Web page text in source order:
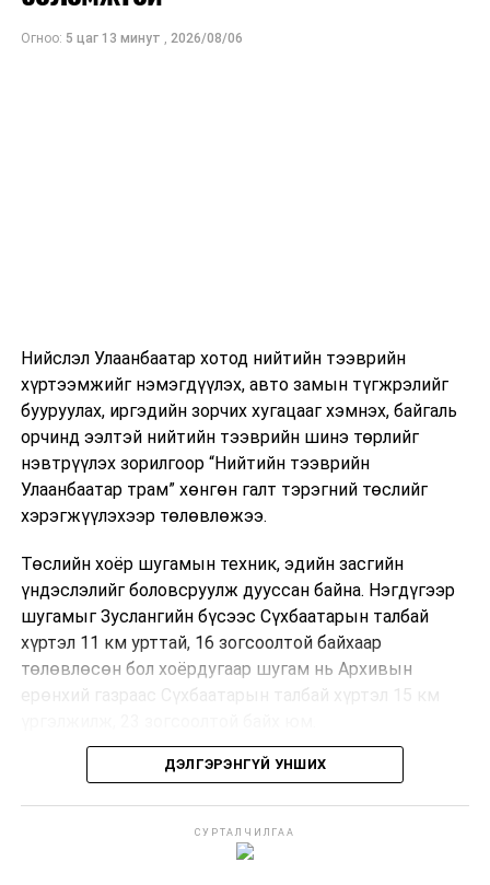
Огноо: 5 цаг 13 минут , 2026/08/06
Нийслэл Улаанбаатар хотод нийтийн тээврийн
хүртээмжийг нэмэгдүүлэх, авто замын түгжрэлийг
бууруулах, иргэдийн зорчих хугацааг хэмнэх, байгаль
орчинд ээлтэй нийтийн тээврийн шинэ төрлийг
нэвтрүүлэх зорилгоор “Нийтийн тээврийн
Улаанбаатар трам” хөнгөн галт тэрэгний төслийг
хэрэгжүүлэхээр төлөвлөжээ.
Төслийн хоёр шугамын техник, эдийн засгийн
үндэслэлийг боловсруулж дууссан байна. Нэгдүгээр
шугамыг Зуслангийн бүсээс Сүхбаатарын талбай
хүртэл 11 км урттай, 16 зогсоолтой байхаар
төлөвлөсөн бол хоёрдугаар шугам нь Архивын
ерөнхий газраас Сүхбаатарын талбай хүртэл 15 км
Төслийг бүрэн хэрэгжүүлснээр цагт 10-12 мянган
ДЭЛГЭРЭНГҮЙ УНШИХ
СУРТАЛЧИЛГАА